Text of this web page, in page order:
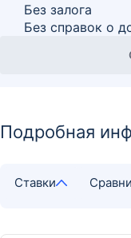
Без залога
Без справок о
Подробная
Ставки